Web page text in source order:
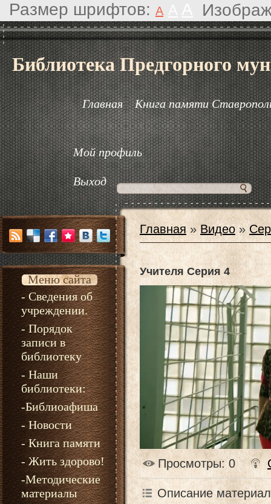
Размер шрифтов: A
Библиотека Предгорного
Главная Книга памяти
Мой профиль
Выход
Меню сайта
- Сведения об
учреждении.
- Порядок
записи в
библиотеку
- Наши
библиотеки:
-Библиоафиша
- Новости
- Книга памяти
- Жить здорово!
-Методические
материалы
Главная »Видео »
Учителя Серия 4
Просмотры: 0
Описание